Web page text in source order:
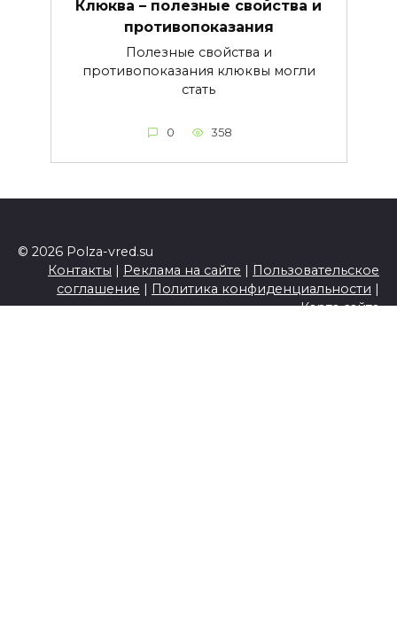
Клюква – полезные свойства и
противопоказания
Полезные свойства и
противопоказания клюквы могли
стать
0 358
© 2026 Polza-vred.su
Контакты | Реклама на сайте | Пользовательское
соглашение | Политика конфиденциальности |
Карта сайта